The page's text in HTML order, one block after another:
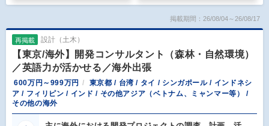
掲載期間：26/08/04～26/08/17
再掲載 設計（土木）
【東京/海外】開発コンサルタント（森林・自然環境）
／英語力が活かせる／海外出張
600万円～999万円
東京都 / 台湾 / タイ / シンガポール / インドネシ
ア / フィリピン / インド / その他アジア（ベトナム、ミャンマー等） /
その他の海外